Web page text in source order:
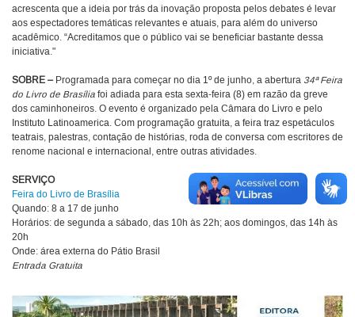
acrescenta que a ideia por trás da inovação proposta pelos debates é levar
aos espectadores temáticas relevantes e atuais, para além do universo
acadêmico. “Acreditamos que o público vai se beneficiar bastante dessa
iniciativa."
SOBRE –Programada para começar no dia 1º de junho, a abertura 34ª Feira
do Livro de Brasília foi adiada para esta sexta-feira (8) em razão da greve
dos caminhoneiros. O evento é organizado pela Câmara do Livro e pelo
Instituto Latinoamerica. Com programação gratuita, a feira traz espetáculos
teatrais, palestras, contação de histórias, roda de conversa com escritores de
renome nacional e internacional, entre outras atividades.
SERVIÇO
Feira do Livro de Brasília
Quando: 8 a 17 de junho
Horários: de segunda a sábado, das 10h às 22h; aos domingos, das 14h às
20h
Onde: área externa do Pátio Brasil
Entrada Gratuita